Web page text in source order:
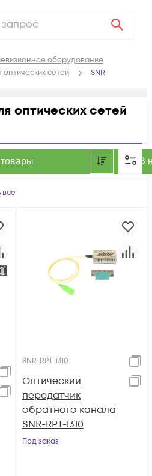
оборудование
сетей
SNR
оптических сетей
В
всё
SNR-RPT-1310
Оптический
передатчик
обратного канала
SNR-RPT-1310
Под заказ